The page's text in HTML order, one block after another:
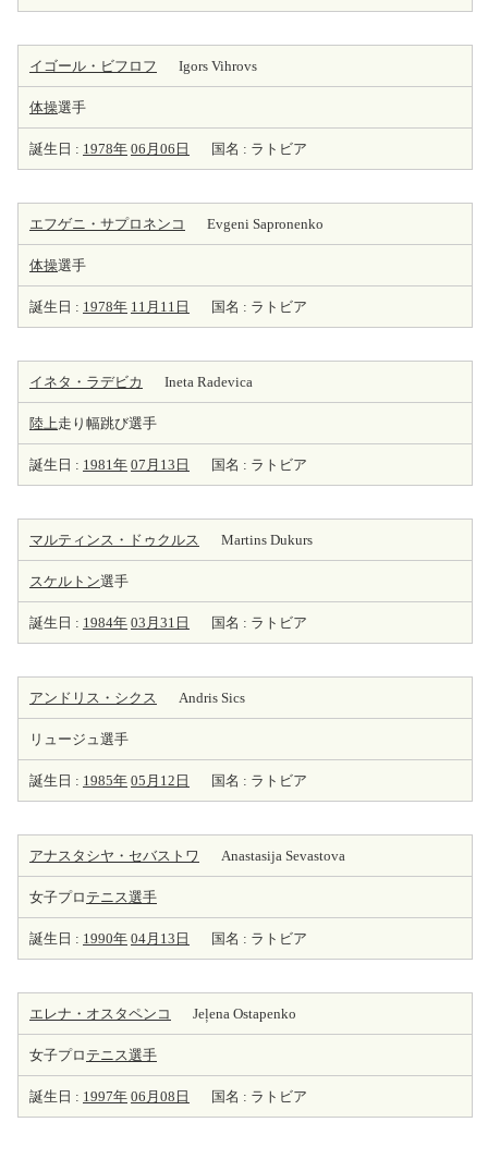
イゴール・ビフロフ Igors Vihrovs
体操選手
誕生日 : 1978年 06月06日 国名 : ラトビア
エフゲニ・サプロネンコ Evgeni Sapronenko
体操選手
誕生日 : 1978年 11月11日 国名 : ラトビア
イネタ・ラデビカ Ineta Radevica
陸上走り幅跳び選手
誕生日 : 1981年 07月13日 国名 : ラトビア
マルティンス・ドゥクルス Martins Dukurs
スケルトン選手
誕生日 : 1984年 03月31日 国名 : ラトビア
アンドリス・シクス Andris Sics
リュージュ選手
誕生日 : 1985年 05月12日 国名 : ラトビア
アナスタシヤ・セバストワ Anastasija Sevastova
女子プロ テニス選手
誕生日 : 1990年 04月13日 国名 : ラトビア
エレナ・オスタペンコ Jeļena Ostapenko
女子プロ テニス選手
誕生日 : 1997年 06月08日 国名 : ラトビア